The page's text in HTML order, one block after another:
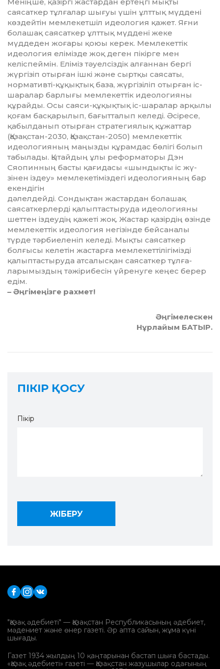
Меніңше, қазіргі жастардан ер­теңгі мықты
саясаткер тұлғалар шығуы үшін ұлттық мүддені
көз­дейтін мемлекетшіл идеология қа­жет. Яғни
болашақ саясаткер ұлт­тық мүддені жеке
мүддеден жо­ғары қоюы керек. Мемлекеттік
идео­логия елімізде жоқ деген пікір­ге мен
келіспеймін. Еліміз тәуелсіздік алғаннан бергі
жүргізіп отыр­ған ішкі және сыртқы сая­саты,
нормативті-құқықтық база, жүргізіліп отырған іс-
шаралар барлығы мемлекеттік идеологияны
құрайды. Осы саяси-құқықтық іс-шаралар арқылы
қоғам басқары­лып, бағытталып келеді. Әсіресе,
қабылданып отырған стратегиялық құжаттар
(Қазақстан-2030, Қазақ­стан-2050) мемлекеттік
идеология­ның маңызды құрамдас бөлігі бо­лып
табылады. Қытайдың ұлы ре­фор­маторы Дэн
Сяопинның бас­ты қағидасы «шындықты іс жү­
зінен іздеу» мемлекетіміздегі идео­логияның бар
екендігін
дә­лел­дейді. Сондықтан жастардан бо­лашақ
саясаткерлерді қалып­тас­тыруда идеологияны
шеттен із­деудің қажеті жоқ. Жастар қа­зірдің өзінде
мемлекеттік идео­ло­гия негізінде бейсаналы
түрде тәр­биеленіп келеді. Мықты сая­саткер
болғысы келетін жастарға мем­лекеттілігімізді
қалыптас­тыру­да атсалысқан саясаткер тұл­ға­
ларымыздың тәжірибесін үйренуге кеңес берер
едім.
– Әңгімеңізге рахмет!
Әңгімелескен
Нұрлайым БАТЫР.
ПІКІР ҚОСУ
Пікір
"Қазақ әдебиеті" — Қазақстан Республикасының әдебиет,
мәдениет және өнер газеті. Әр апта сайын, жұма күні
шығады.
Газет 1934 жылдың 10 қаңтарынан бастап шыға бастады.
«Қазақ әдебиеті» газеті — Қазақстан жазушылар одағының